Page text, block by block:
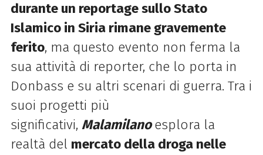
durante un reportage sullo Stato
Islamico in Siria rimane gravemente
ferito, ma questo evento non ferma la
sua attività di reporter, che lo porta in
Donbass e su altri scenari di guerra. Tra i
suoi progetti più
significativi, Malamilano esplora la
realtà del mercato della droga nelle